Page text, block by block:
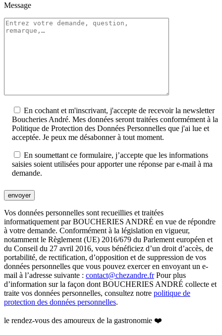
Message
En cochant et m'inscrivant, j'accepte de recevoir la newsletter
Boucheries André. Mes données seront traitées conformément à la
Politique de Protection des Données Personnelles que j'ai lue et
acceptée. Je peux me désabonner à tout moment.
En soumettant ce formulaire, j’accepte que les informations
saisies soient utilisées pour apporter une réponse par e-mail à ma
demande.
envoyer
Vos données personnelles sont recueillies et traitées
informatiquement par BOUCHERIES ANDRÉ en vue de répondre
à votre demande. Conformément à la législation en vigueur,
notamment le Règlement (UE) 2016/679 du Parlement européen et
du Conseil du 27 avril 2016, vous bénéficiez d’un droit d’accès, de
portabilité, de rectification, d’opposition et de suppression de vos
données personnelles que vous pouvez exercer en envoyant un e-
mail à l’adresse suivante : contact@chezandre.frPour plus
d’information sur la façon dont BOUCHERIES ANDRÉ collecte et
traite vos données personnelles, consultez notre politique de
protection des données personnelles.
le rendez-vous des amoureux de la gastronomie ❤️